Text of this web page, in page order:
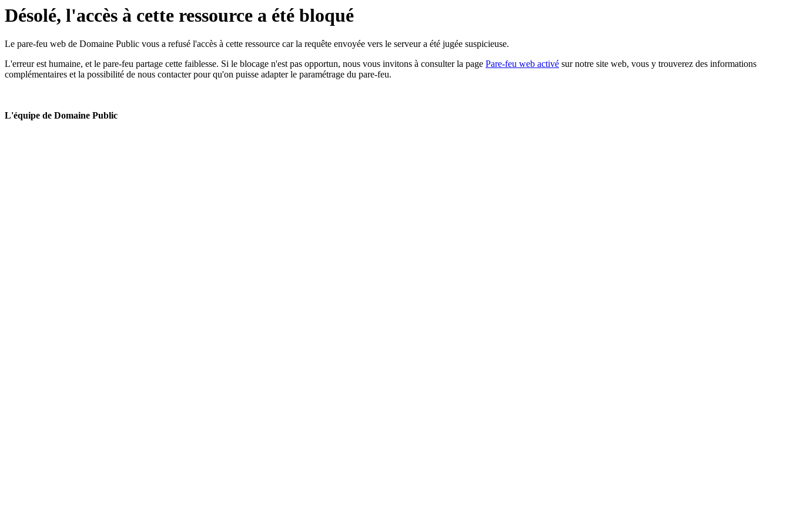
Désolé, l'accès à cette ressource a été bloqué
Le pare-feu web de Domaine Public vous a refusé l'accès à cette ressource car la requête envoyée vers le serveur a été jugée suspicieuse.
L'erreur est humaine, et le pare-feu partage cette faiblesse. Si le blocage n'est pas opportun, nous vous invitons à consulter la page Pare-feu web activé sur notre site web, vous y trouverez des informations
complémentaires et la possibilité de nous contacter pour qu'on puisse adapter le paramétrage du pare-feu.
L'équipe de Domaine Public